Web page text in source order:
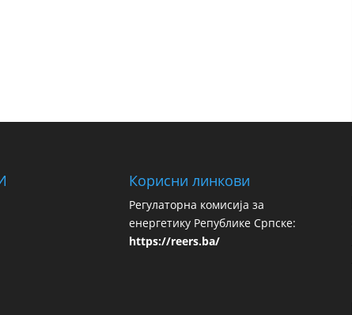
Корисни линкови
Регулаторна комисија за
енергетику Републике Српске:
https://reers.ba/